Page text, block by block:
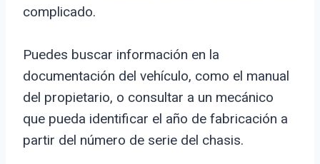
complicado.
Puedes buscar información en la
documentación del vehículo, como el manual
del propietario, o consultar a un mecánico
que pueda identificar el año de fabricación a
partir del número de serie del chasis.